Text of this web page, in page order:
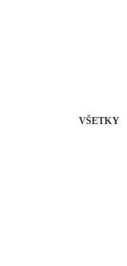
VŠETKY